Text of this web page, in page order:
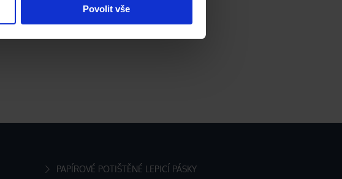
Povolit vše
PAPÍROVÉ POTIŠTĚNÉ LEPICÍ PÁSKY